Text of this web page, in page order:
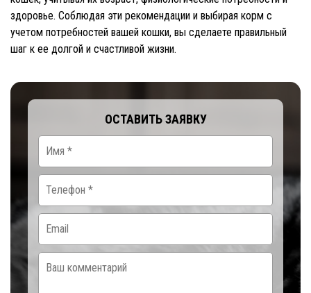
здоровье. Соблюдая эти рекомендации и выбирая корм с
учетом потребностей вашей кошки, вы сделаете правильный
шаг к ее долгой и счастливой жизни.
ОСТАВИТЬ ЗАЯВКУ